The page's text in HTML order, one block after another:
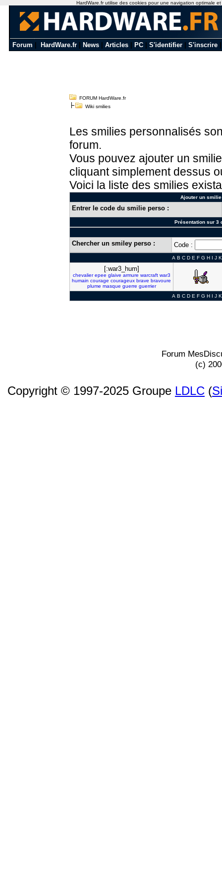
Forum HardWare.fr News Articles PC S'identifier S'inscrire
FORUM HardWare.fr
Wiki smilies
Les smilies personnalisés
forum.
Vous pouvez ajouter un
cliquant simplement dessus
Voici la liste des smilies
Ajouter un
Entrer le code du smilie perso :
Présentation sur 3
Chercher un smiley perso : Code :
A B C D E F G H I J K
[:war3_hum]
chevalier epee glaive armure warcraft war3
humain courage courageux brave bravoure
plume masque guerre guerrier
A B C D E F G H I J K
Forum
(c)
Copyright © 1997-2025 Groupe LDLC (
HardWare.fr utilise des cookies pour une navigation optimale